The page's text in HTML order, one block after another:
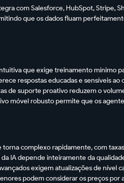
com Salesforce, HubSpot, Stripe,
que os dados fluam
que exige treinamento mínimo
respostas educadas e sensíveis
de suporte proativo reduzem o
móvel robusto permite que os
torna complexo rapidamente, com
da IA depende inteiramente da
exigem atualizações de nível
podem considerar os preços por